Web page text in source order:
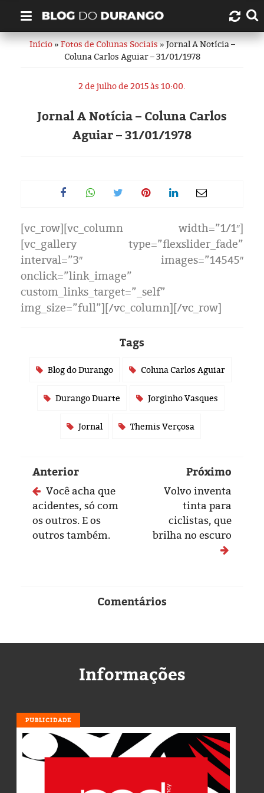
Quem é Durango Duarte?
Links úteis
Contato
Artigos
História
Eleições 2024
Pesquisas
Início»Fotos de Colunas Sociais» Jornal A Notícia –
Coluna Carlos Aguiar – 31/01/1978
2 de julho de 2015 às 10:00.
Jornal A Notícia – Coluna Carlos
Aguiar – 31/01/1978
[vc_row][vc_column width=”1/1″]
[vc_gallery type=”flexslider_fade”
interval=”3″ images=”14545″
onclick=”link_image”
custom_links_target=”_self”
img_size=”full”][/vc_column][/vc_row]
Tags
Blog do Durango Coluna Carlos Aguiar
Durango Duarte Jorginho Vasques
Jornal Themis Verçosa
Anterior
Você acha que
acidentes, só com
os outros. E os
outros também.
Próximo
Volvo inventa
tinta para
ciclistas, que
brilha no escuro
Comentários
Informações
PUBLICIDADE